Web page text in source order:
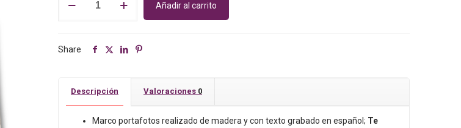
Fotos
frase
San
Añadir al carrito
Share
Descripción Valoraciones 0
Marco portafotos realizado de madera y con texto grabado en español; Te